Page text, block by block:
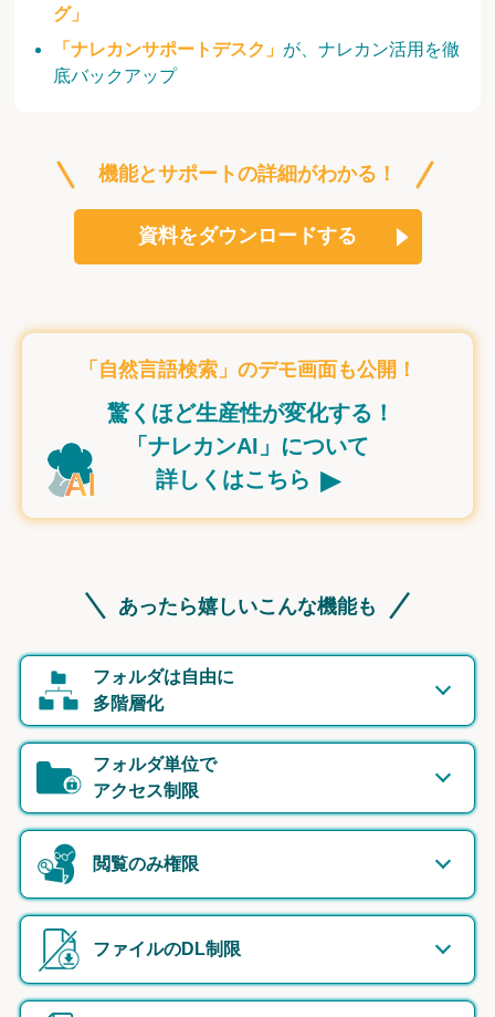
グ」
「ナレカンサポートデスク」 が、ナレカン活用を徹
底バックアップ
機能とサポートの詳細がわかる！
資料をダウンロードする
「自然言語検索」のデモ画面も公開！
驚くほど生産性が変化する！
「ナレカンAI」について
詳しくはこちら ▸
あったら嬉しいこんな機能も
フォルダは自由に
多階層化
フォルダ単位で
アクセス制限
閲覧のみ権限
ファイルのDL制限